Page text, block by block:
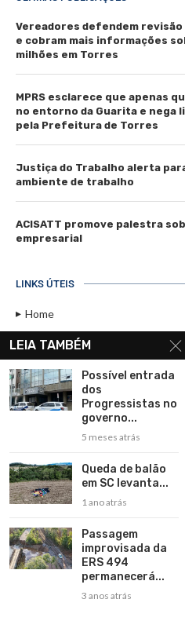
Vereadores defendem
e cobram mais informações
milhões em Torres
MPRS esclarece que apenas
no entorno da Guarita e nega
pela Prefeitura de Torres
Justiça do Trabalho alerta
ambiente de trabalho
ACISATT promove palestra
empresarial
LINKS ÚTEIS
Home
Assinar
Contato
Política de Privacidade
Rádio Maristela - Ao Vivo
ASSINE
Copyright 2026 – Todos os Direitos
Agência de Marketing
Home Contato
LEIA TAMBÉM
Possível entrada
dos
Progressistas no
governo...
5 meses atrás
Queda de balão
em SC levanta...
1 ano atrás
Passagem
improvisada da
ERS 494
permanecerá...
3 anos atrás